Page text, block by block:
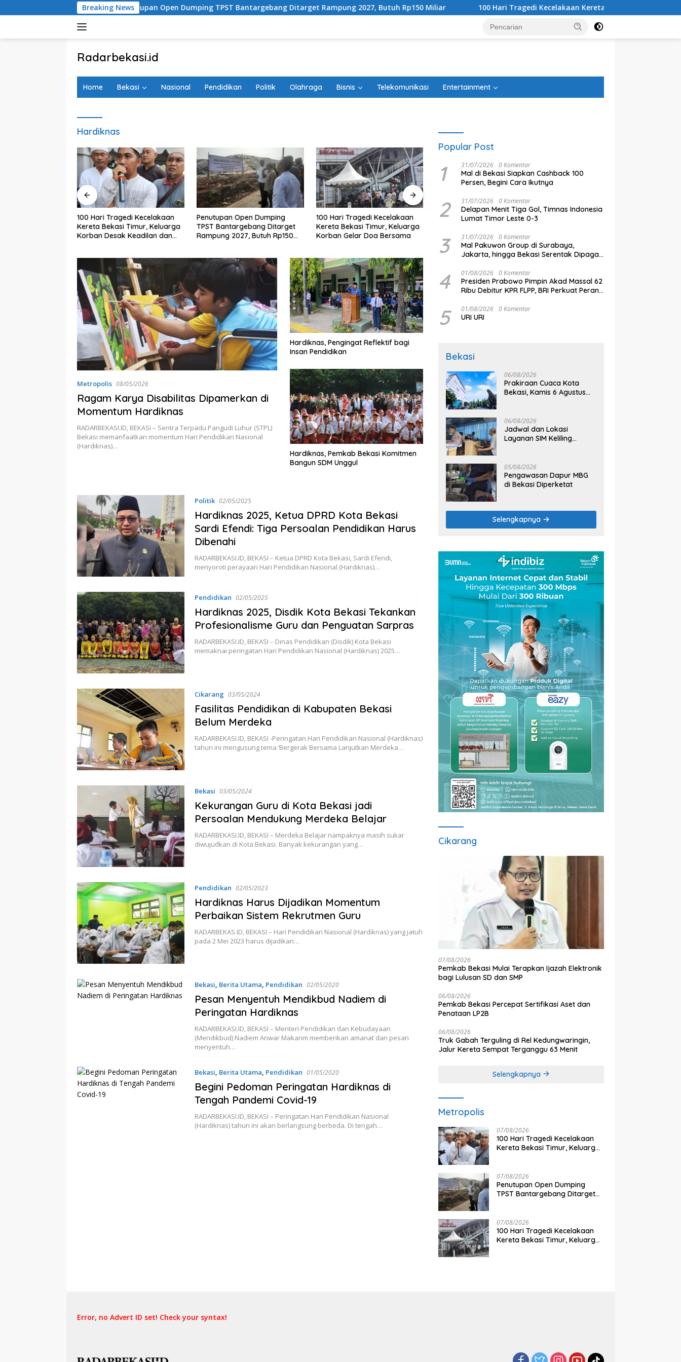
ke
Breaking News
Penutupan Open Dumping TPST Bantargebang Ditarget Rampung 2027, Butuh Rp150 Miliar 100 Hari Tragedi Kecelakaan Kereta Bekasi Timur, Keluarga Korban
Radarbekasi.id
Bekasi
Home Bekasi Nasional Pendidikan Politik Olahraga Bisnis Telekomunikasi Entertainment
Hardiknas
100 Hari Tragedi Kecelakaan
Kereta Bekasi Timur, Keluarga
Korban Desak Keadilan dan
Penutupan Open Dumping
TPST Bantargebang Ditarget
Rampung 2027, Butuh Rp150
100 Hari Tragedi Kecelakaan
Kereta Bekasi Timur, Keluarga
Korban Gelar Doa Bersama
Administrasi Beres, PSU Sentul
Metropolis 08/05/2026
Ragam Karya Disabilitas Dipamerkan di
Momentum Hardiknas
RADARBEKASI.ID, BEKASI – Sentra Terpadu Pangudi Luhur (STPL)
Bekasi memanfaatkan momentum Hari Pendidikan Nasional
(Hardiknas)…
Hardiknas, Pengingat Reflektif bagi
Insan Pendidikan
Hardiknas, Pemkab Bekasi Komitmen
Bangun SDM Unggul
Politik 02/05/2025
Hardiknas 2025, Ketua DPRD Kota Bekasi
Sardi Efendi: Tiga Persoalan Pendidikan Harus
Dibenahi
RADARBEKASI.ID, BEKASI – Ketua DPRD Kota Bekasi, Sardi Efendi,
menyoroti perayaan Hari Pendidikan Nasional (Hardiknas)…
Pendidikan 02/05/2025
Hardiknas 2025, Disdik Kota Bekasi Tekankan
Profesionalisme Guru dan Penguatan Sarpras
RADARBEKASI.ID, BEKASI – Dinas Pendidikan (Disdik) Kota Bekasi
memaknai peringatan Hari Pendidikan Nasional (Hardiknas) 2025…
Cikarang 03/05/2024
Fasilitas Pendidikan di Kabupaten Bekasi
Belum Merdeka
RADARBEKASI.ID, BEKASI -Peringatan Hari Pendidikan Nasional (Hardiknas)
tahun ini mengusung tema ‘Bergerak Bersama Lanjutkan Merdeka…
Bekasi 03/05/2024
Kekurangan Guru di Kota Bekasi jadi
Persoalan Mendukung Merdeka Belajar
RADARBEKASI.ID, BEKASI – Merdeka Belajar nampaknya masih sukar
diwujudkan di Kota Bekasi. Banyak kekurangan yang…
Pendidikan 02/05/2023
Hardiknas Harus Dijadikan Momentum
Perbaikan Sistem Rekrutmen Guru
RADARBEKAS.ID, BEKASI – Hari Pendidikan Nasional (Hardiknas) yang jatuh
pada 2 Mei 2023 harus dijadikan…
Bekasi, Berita Utama, Pendidikan 02/05/2020
Pesan Menyentuh Mendikbud Nadiem di
Peringatan Hardiknas
RADARBEKASI.ID, BEKASI – Menteri Pendidikan dan Kebudayaan
(Mendikbud) Nadiem Anwar Makarim memberikan amanat dan pesan
menyentuh…
Bekasi, Berita Utama, Pendidikan 01/05/2020
Begini Pedoman Peringatan Hardiknas di
Tengah Pandemi Covid-19
RADARBEKASI.ID, BEKASI – Peringatan Hari Pendidikan Nasional
(Hardiknas) tahun ini akan berlangsung berbeda. Di tengah…
Popular Post
1 31/07/2026 0 Komentar
Mal di Bekasi Siapkan Cashback 100
Persen, Begini Cara Ikutnya
2 31/07/2026 0 Komentar
Delapan Menit Tiga Gol, Timnas Indonesia
Lumat Timor Leste 0-3
3 31/07/2026 0 Komentar
Mal Pakuwon Group di Surabaya,
Jakarta, hingga Bekasi Serentak Dipagari
4 01/08/2026 0 Komentar
Presiden Prabowo Pimpin Akad Massal 62
Ribu Debitur KPR FLPP, BRI Perkuat Peran
melalui Pembiayaan Perumahan
5 01/08/2026 0 Komentar
URI URI
Bekasi
06/08/2026
Prakiraan Cuaca Kota
Bekasi, Kamis 6 Agustus
06/08/2026
Jadwal dan Lokasi
Layanan SIM Keliling
05/08/2026
Pengawasan Dapur MBG
di Bekasi Diperketat
Selengkapnya
Cikarang
07/08/2026
Pemkab Bekasi Mulai Terapkan Ijazah Elektronik
bagi Lulusan SD dan SMP
06/08/2026
Pemkab Bekasi Percepat Sertifikasi Aset dan
Penataan LP2B
06/08/2026
Truk Gabah Terguling di Rel Kedungwaringin,
Jalur Kereta Sempat Terganggu 63 Menit
Selengkapnya
Metropolis
07/08/2026
100 Hari Tragedi Kecelakaan
Kereta Bekasi Timur, Keluarga
07/08/2026
Penutupan Open Dumping
TPST Bantargebang Ditarget
07/08/2026
100 Hari Tragedi Kecelakaan
Kereta Bekasi Timur, Keluarga
Error, no Advert ID set! Check your syntax!